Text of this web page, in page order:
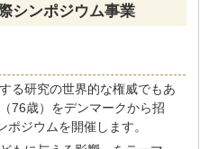
シンポジウム事業
る研究の世界的な権威でもあ
76歳）をデンマークから招
ジウムを開催します。